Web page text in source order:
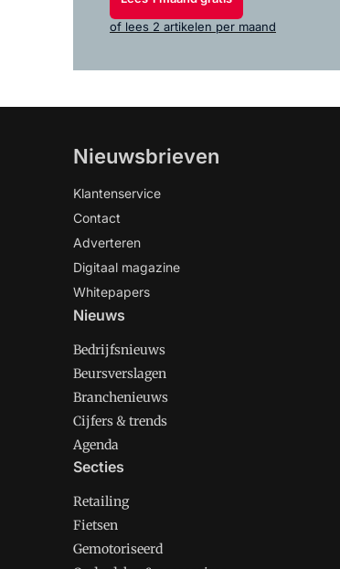
of lees 2 artikelen per maand
Nieuwsbrieven
Klantenservice
Contact
Adverteren
Digitaal magazine
Whitepapers
Nieuws
Bedrijfsnieuws
Beursverslagen
Branchenieuws
Cijfers & trends
Agenda
Secties
Retailing
Fietsen
Gemotoriseerd